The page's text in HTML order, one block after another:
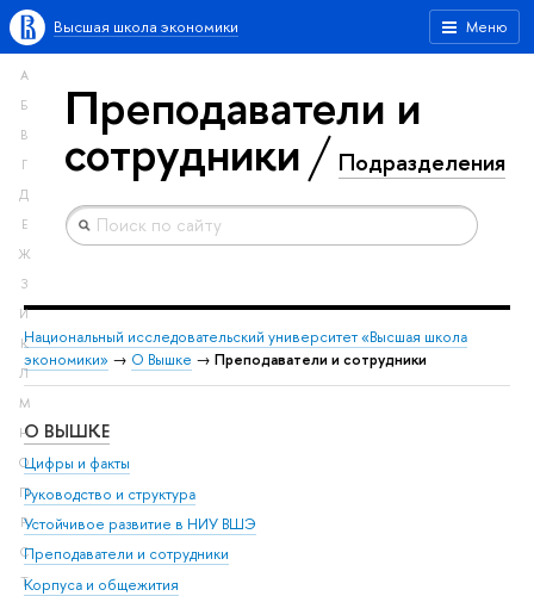
Меню
Высшая школа экономики
А
Б
В
Г
Д
Е
Ж
З
И
К
Л
М
Н
О
П
Р
С
Т
Преподаватели и
сотрудники Подразделения
Национальный исследовательский университет «Высшая школа
экономики» → О Вышке → Преподаватели и сотрудники
О ВЫШКЕ
Цифры и факты
Руководство и структура
Устойчивое развитие в НИУ ВШЭ
Преподаватели и сотрудники
Корпуса и общежития